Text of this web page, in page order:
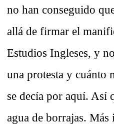
no han conseguido
allá de firmar el
Estudios Ingleses, y
una protesta y cuánto
se decía por aquí. Así
agua de borrajas. Más